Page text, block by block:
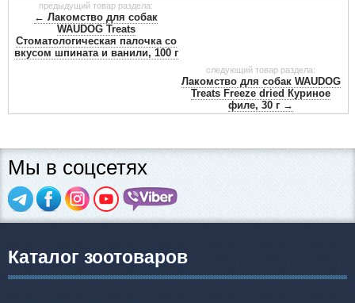
предыдущий товар раздела:
← Лакомство для собак
WAUDOG Treats
Стоматологическая палочка со
вкусом шпината и ванили, 100 г
следующий товар раздела:
Лакомство для собак WAUDOG
Treats Freeze dried Куриное
филе, 30 г →
Мы в соцсетях
Каталог зоотоваров